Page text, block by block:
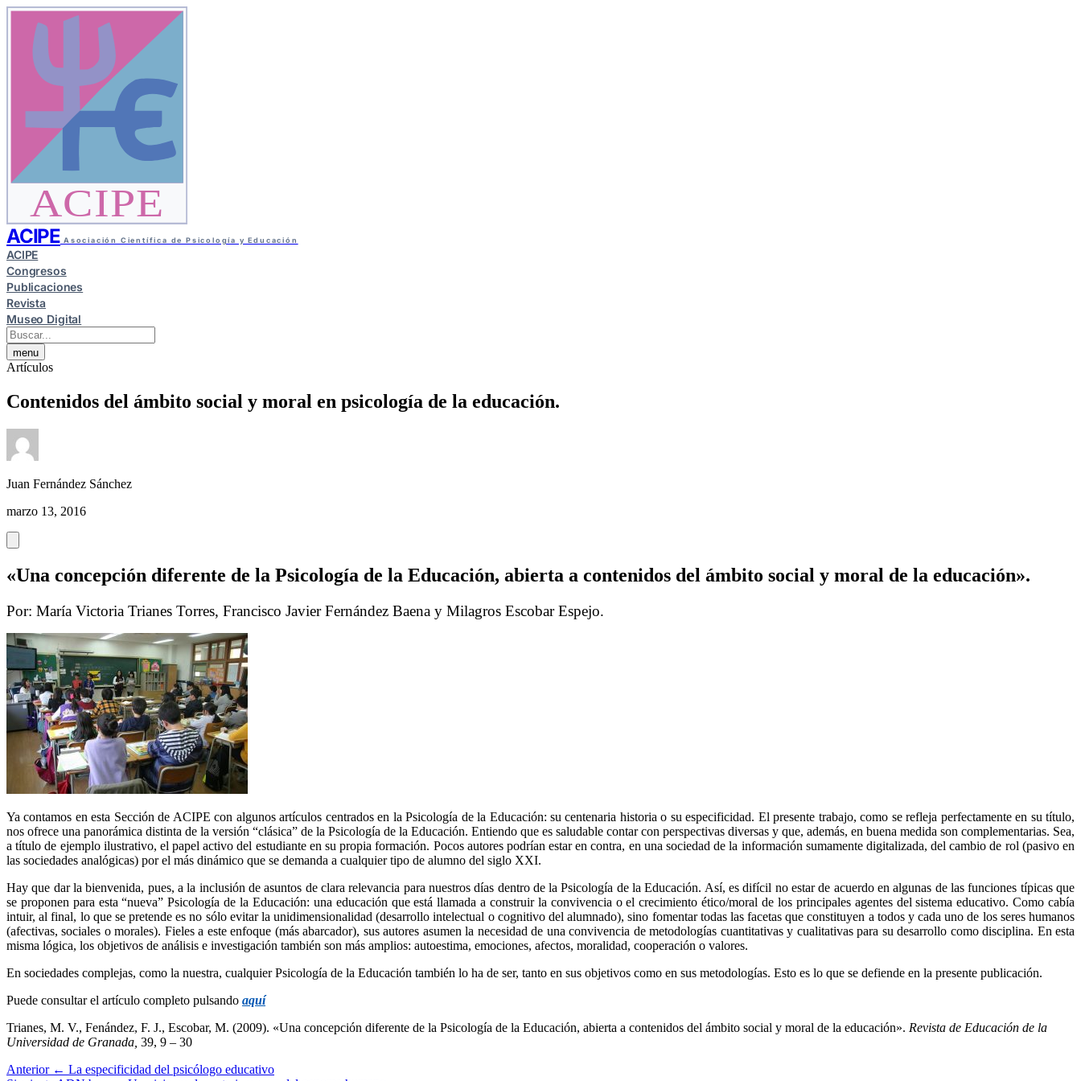
ACIPE
ACIPE Asociación Científica de Psicología y Educación
ACIPE
Congresos
Publicaciones
Revista
Museo Digital
menu
Artículos
Contenidos del ámbito social y moral en psicología de la educación.
Juan Fernández Sánchez
marzo 13, 2016
«Una concepción diferente de la Psicología de la Educación, abierta a contenidos del ámbito social y moral de la educación».
Por: María Victoria Trianes Torres, Francisco Javier Fernández Baena y Milagros Escobar Espejo.
Ya contamos en esta Sección de ACIPE con algunos artículos centrados en la Psicología de la Educación: su centenaria historia o su especificidad. El presente trabajo, como se refleja perfectamente en su título,
nos ofrece una panorámica distinta de la versión “clásica” de la Psicología de la Educación. Entiendo que es saludable contar con perspectivas diversas y que, además, en buena medida son complementarias. Sea,
a título de ejemplo ilustrativo, el papel activo del estudiante en su propia formación. Pocos autores podrían estar en contra, en una sociedad de la información sumamente digitalizada, del cambio de rol (pasivo en
las sociedades analógicas) por el más dinámico que se demanda a cualquier tipo de alumno del siglo XXI.
Hay que dar la bienvenida, pues, a la inclusión de asuntos de clara relevancia para nuestros días dentro de la Psicología de la Educación. Así, es difícil no estar de acuerdo en algunas de las funciones típicas que
se proponen para esta “nueva” Psicología de la Educación: una educación que está llamada a construir la convivencia o el crecimiento ético/moral de los principales agentes del sistema educativo. Como cabía
intuir, al final, lo que se pretende es no sólo evitar la unidimensionalidad (desarrollo intelectual o cognitivo del alumnado), sino fomentar todas las facetas que constituyen a todos y cada uno de los seres humanos
(afectivas, sociales o morales). Fieles a este enfoque (más abarcador), sus autores asumen la necesidad de una convivencia de metodologías cuantitativas y cualitativas para su desarrollo como disciplina. En esta
misma lógica, los objetivos de análisis e investigación también son más amplios: autoestima, emociones, afectos, moralidad, cooperación o valores.
En sociedades complejas, como la nuestra, cualquier Psicología de la Educación también lo ha de ser, tanto en sus objetivos como en sus metodologías. Esto es lo que se defiende en la presente publicación.
Puede consultar el artículo completo pulsando aquí
Trianes, M. V., Fenández, F. J., Escobar, M. (2009). «Una concepción diferente de la Psicología de la Educación, abierta a contenidos del ámbito social y moral de la educación». Revista de Educación de la
Universidad de Granada, 39, 9 – 30
Anterior ← La especificidad del psicólogo educativo